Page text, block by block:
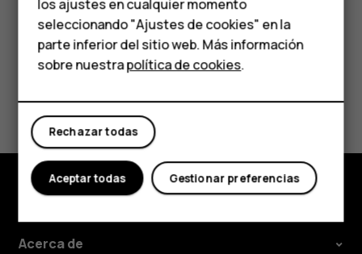
HMD Terra M
Comprar
Mi cuenta
¿Te ha parecido útil?
Sí No
Acerca de
los ajustes en cualquier momento
seleccionando "Ajustes de cookies" en la
parte inferior del sitio web. Más información
sobre nuestrapolítica de cookies.
Rechazar todas
Gestionar preferencias
Aceptar todas